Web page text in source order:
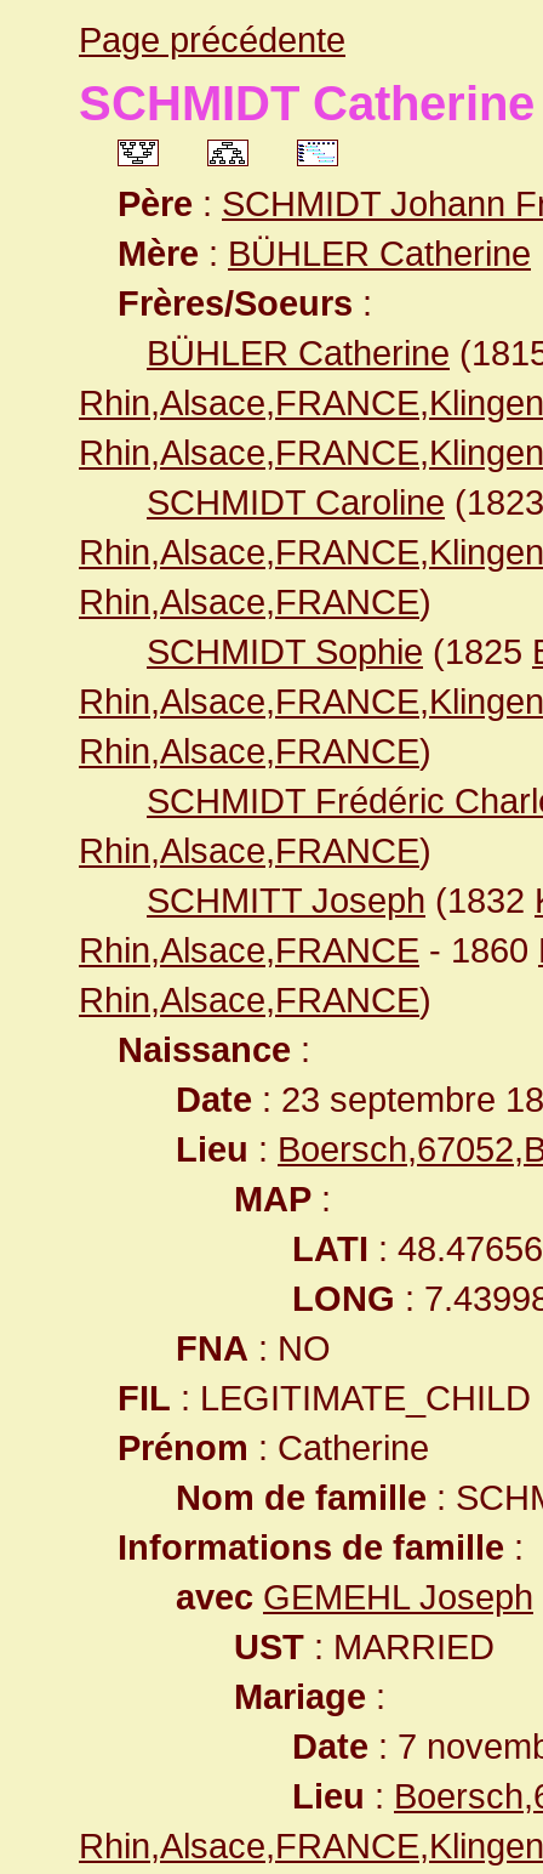
Page précédente
SCHMIDT Catherine
Père : SCHMIDT Johann
Mère : BÜHLER Catherine
Frères/Soeurs :
BÜHLER Catherine
SCHMIDT Caroline
Rhin,Alsace,FRANCE)
SCHMIDT Sophie (1825
Rhin,Alsace,FRANCE)
SCHMIDT Frédéric
Rhin,Alsace,FRANCE)
SCHMITT Joseph (1832
Rhin,Alsace,FRANCE - 1860
Rhin,Alsace,FRANCE)
Naissance :
Date : 23 septembre
Lieu :
MAP :
LATI :
LONG :
FNA : NO
FIL : LEGITIMATE_CHILD
Prénom : Catherine
Nom de famille :
Informations de famille :
avec GEMEHL Joseph
UST : MARRIED
Mariage :
Date : 7
Lieu :